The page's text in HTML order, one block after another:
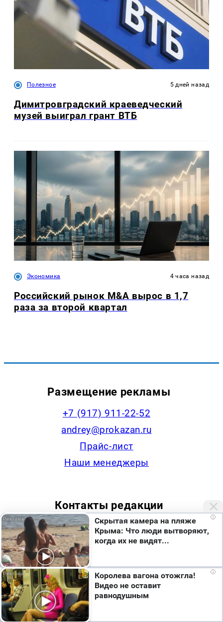
Полезное 5 дней назад
Димитровградский краеведческий
музей выиграл грант ВТБ
Экономика 4 часа назад
Российский рынок M&A вырос в 1,7
раза за второй квартал
Размещение рекламы
+7 (917) 911-22-52
andrey@prokazan.ru
Прайс-лист
Наши менеджеры
Контакты редакции
+7 (922) 335-53-79,
news@progorodchelny.ru
Наша статистика
Мы используем cookie. Во время посещения сайта
вы соглашаетесь с тем, что мы обрабатываем
ваши персональные данные с использованием
метрик Яндекс Метрика, top.mail.ru, LiveInternet.
Я согласен
i
Скрытая камера на пляже
Крыма: Что люди вытворяют,
когда их не видят...
i
Королева вагона отожгла!
Видео не оставит
равнодушным